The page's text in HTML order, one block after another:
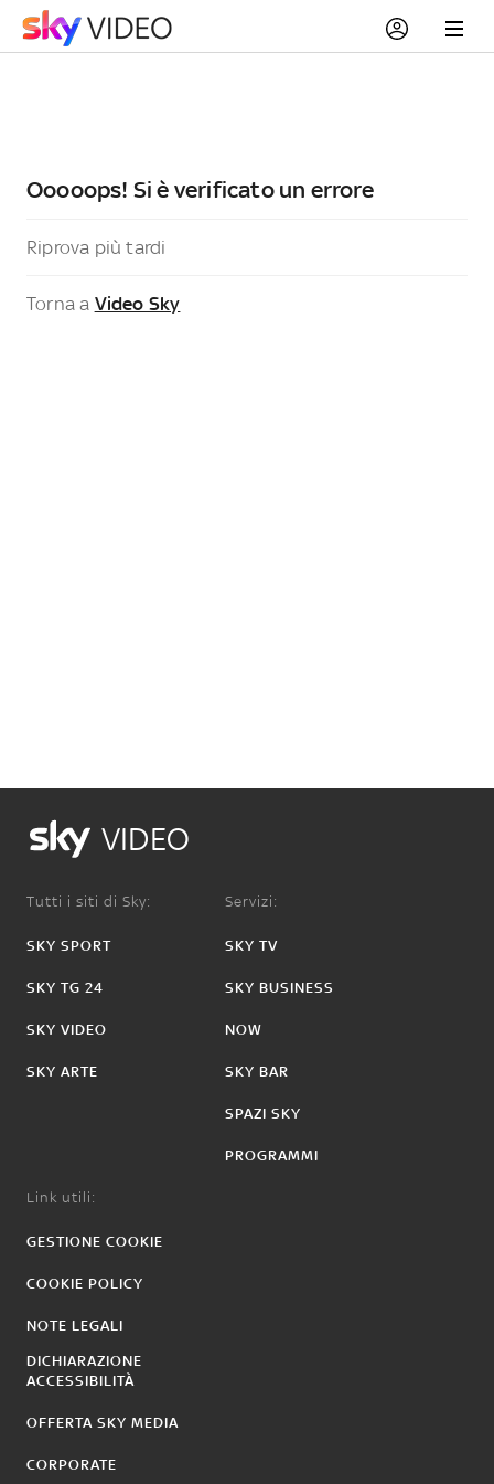
Ooooops! Si è verificato un errore
Riprova più tardi
Torna a Video Sky
VIDEO
Tutti i siti di Sky:
SKY SPORT
SKY TG 24
SKY VIDEO
SKY ARTE
Servizi:
SKY TV
SKY BUSINESS
NOW
SKY BAR
SPAZI SKY
PROGRAMMI
Link utili:
GESTIONE COOKIE
COOKIE POLICY
NOTE LEGALI
DICHIARAZIONE
ACCESSIBILITÀ
OFFERTA SKY MEDIA
CORPORATE